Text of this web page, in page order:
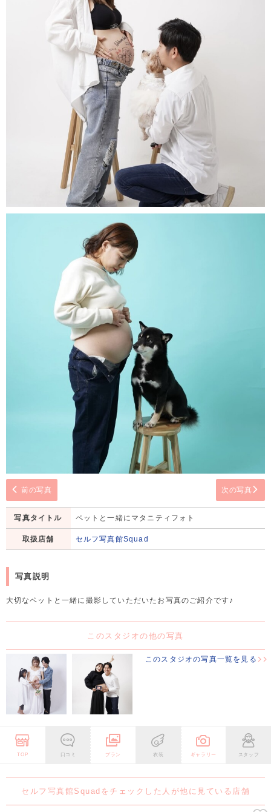
前の写真 次の写真
写真タイトル ペットと一緒にマタニティフォト
取扱店舗 セルフ写真館Squad
写真説明
大切なペットと一緒に撮影していただいたお写真のご紹介です♪
このスタジオの他の写真
このスタジオの写真一覧を見る
TOP 口コミ プラン 衣装 ギャラリー スタッフ
セルフ写真館Squadをチェックした人が他に見ている店舗